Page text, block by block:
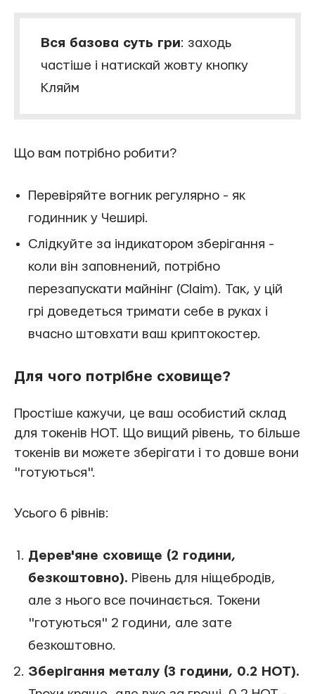
Вся базова суть гри: заходь
частіше і натискай жовту кнопку
Кляйм
Що вам потрібно робити?
Перевіряйте вогник регулярно - як
годинник у Чеширі.
Слідкуйте за індикатором зберігання -
коли він заповнений, потрібно
перезапускати майнінг (Claim). Так, у цій
грі доведеться тримати себе в руках і
вчасно штовхати ваш криптокостер.
Для чого потрібне сховище?
Простіше кажучи, це ваш особистий склад
для токенів HOT. Що вищий рівень, то більше
токенів ви можете зберігати і то довше вони
"готуються".
Усього 6 рівнів:
Дерев'яне сховище (2 години,
безкоштовно). Рівень для ніщебродів,
але з нього все починається. Токени
"готуються" 2 години, але зате
безкоштовно.
Зберігання металу (3 години, 0.2 HOT).